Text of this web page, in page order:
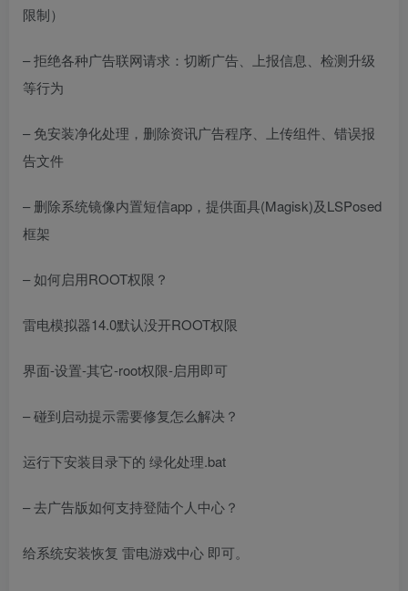
限制）
– 拒绝各种广告联网请求：切断广告、上报信息、检测升级
等行为
– 免安装净化处理，删除资讯广告程序、上传组件、错误报
告文件
– 删除系统镜像内置短信app，提供面具(Magisk)及LSPosed
框架
– 如何启用ROOT权限？
雷电模拟器14.0默认没开ROOT权限
界面-设置-其它-root权限-启用即可
– 碰到启动提示需要修复怎么解决？
运行下安装目录下的 绿化处理.bat
– 去广告版如何支持登陆个人中心？
给系统安装恢复 雷电游戏中心 即可。